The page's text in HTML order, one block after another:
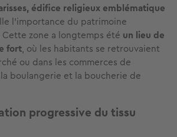
édifice religieux emblématique
l'importance du patrimoine
zone a longtemps été un lieu de
fort, où les habitants se retrouvaient
ou dans les commerces de
boulangerie et la boucherie de
progressive du tissu